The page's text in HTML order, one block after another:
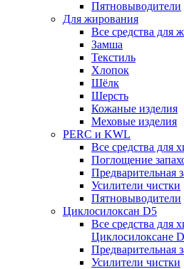
Пятновыводители
Для жирования
Все средства для
Замша
Текстиль
Хлопок
Шёлк
Шерсть
Кожаные изделия
Меховые изделия
PERC и KWL
Все средства для
Поглощение
Предварительная
Усилители чистки
Пятновыводители
Циклосилоксан D5
Все средства для
Циклосилоксане
Предварительная
Усилители чистки